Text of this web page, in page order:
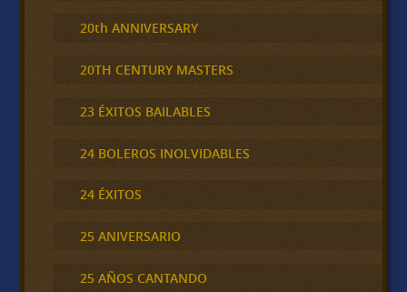
20th ANNIVERSARY
20TH CENTURY MASTERS
23 ÉXITOS BAILABLES
24 BOLEROS INOLVIDABLES
24 ÉXITOS
25 ANIVERSARIO
25 AÑOS CANTANDO